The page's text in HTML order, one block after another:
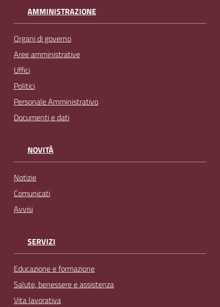
AMMINISTRAZIONE
Organi di governo
Aree amministrative
Uffici
Politici
Personale Amministrativo
Documenti e dati
NOVITÀ
Notizie
Comunicati
Avvisi
SERVIZI
Educazione e formazione
Salute, benessere e assistenza
Vita lavorativa